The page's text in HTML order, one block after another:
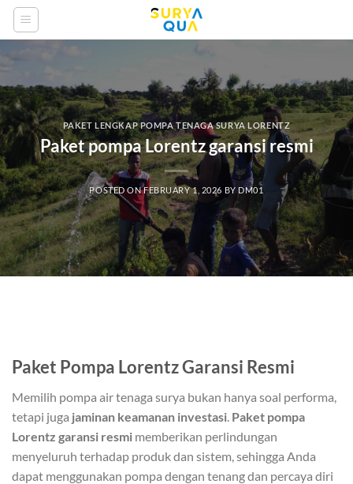
Skip
PAKET LENGKAP POMPA TENAGA SURYA LORENTZ
Paket pompa Lorentz garansi resmi
POSTED ONFEBRUARY 1, 2026 BY DM01
Paket Pompa Lorentz Garansi Resmi
Memilih pompa air tenaga surya bukan hanya soal performa,
tetapi juga jaminan keamanan investasi. Paket pompa
Lorentz garansi resmi memberikan perlindungan
menyeluruh terhadap produk dan sistem, sehingga Anda
dapat menggunakan pompa dengan tenang dan percaya diri